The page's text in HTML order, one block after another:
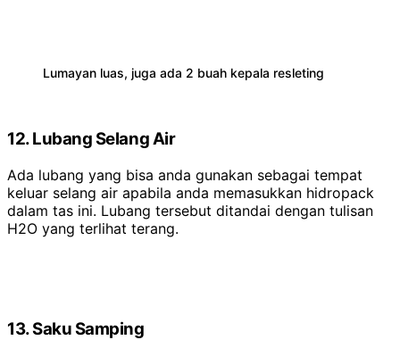
Lumayan luas, juga ada 2 buah kepala resleting
12. Lubang Selang Air
Ada lubang yang bisa anda gunakan sebagai tempat
keluar selang air apabila anda memasukkan hidropack
dalam tas ini. Lubang tersebut ditandai dengan tulisan
H2O yang terlihat terang.
13. Saku Samping